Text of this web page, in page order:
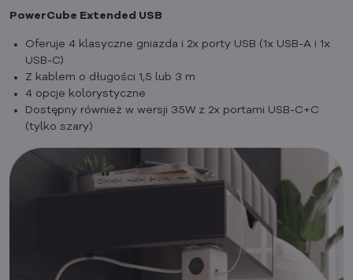
PowerCube Extended USB
Oferuje 4 klasyczne gniazda i 2x porty USB (1x USB-A i 1x
USB-C)
Z kablem o długości 1,5 lub 3 m
4 opcje kolorystyczne
Dostępny również w wersji 35W z 2x portami USB-C+C
(tylko szary)